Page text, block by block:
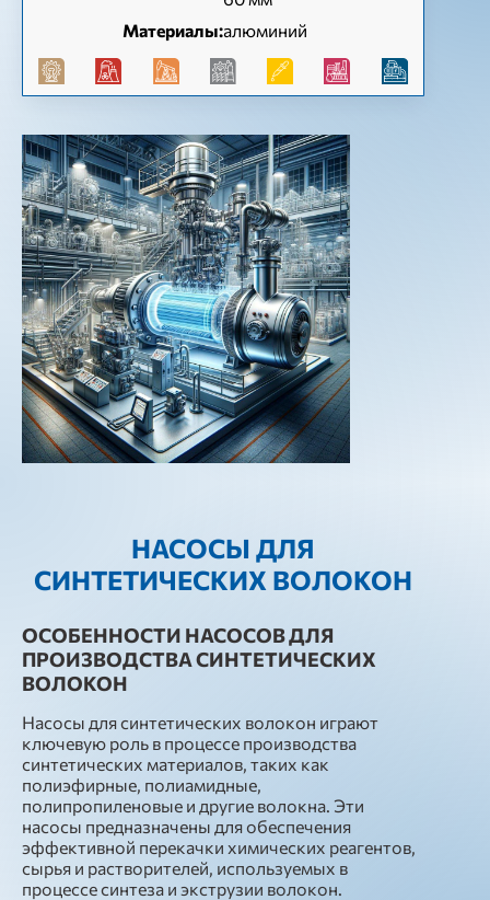
Материалы:алюминий
НАСОСЫ ДЛЯ
СИНТЕТИЧЕСКИХ ВОЛОКОН
ОСОБЕННОСТИ НАСОСОВ ДЛЯ
ПРОИЗВОДСТВА СИНТЕТИЧЕСКИХ
ВОЛОКОН
Насосы для синтетических волокон играют
ключевую роль в процессе производства
синтетических материалов, таких как
полиэфирные, полиамидные,
полипропиленовые и другие волокна. Эти
насосы предназначены для обеспечения
эффективной перекачки химических реагентов,
сырья и растворителей, используемых в
процессе синтеза и экструзии волокон.